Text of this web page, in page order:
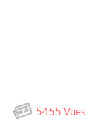
5455 Vues